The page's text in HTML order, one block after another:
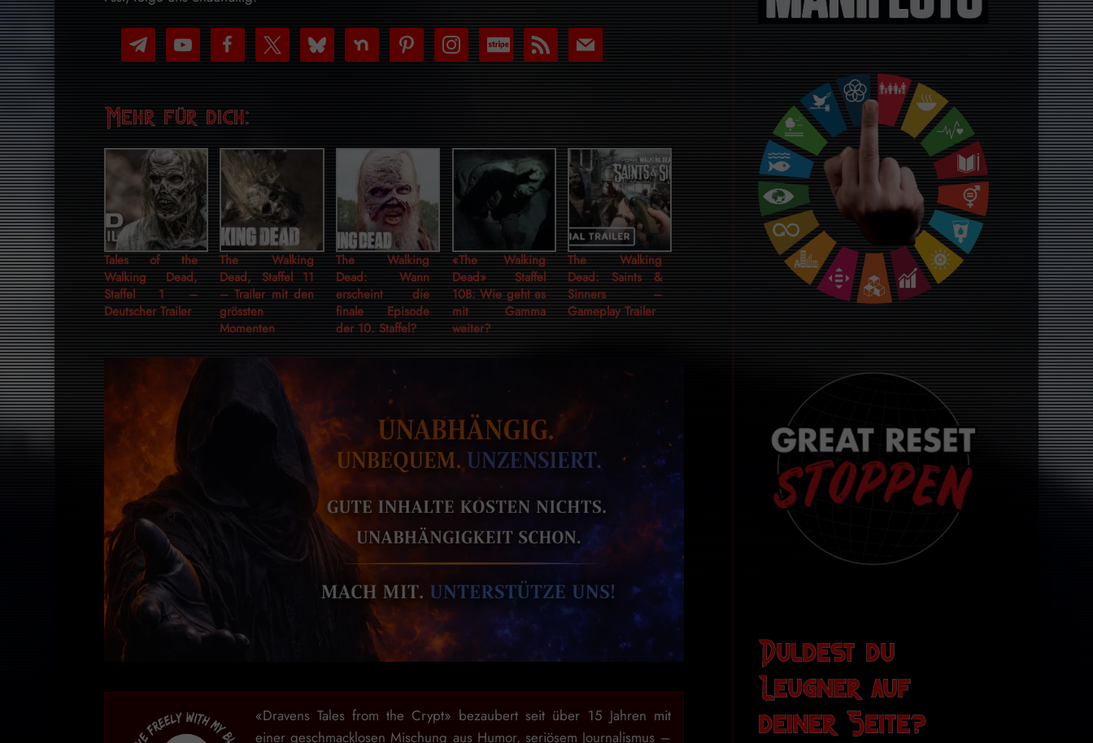
telegram
youtube-
play
facebook bluesky nextdoor pinterest instagramcc-
stripe
rss mail
Mehr für dich:
Tales of the
Walking Dead,
Staffel 1 –
Deutscher Trailer
The Walking
Dead, Staffel 11
– Trailer mit den
grössten
Momenten
The Walking
Dead: Wann
erscheint die
finale Episode
der 10. Staffel?
«The Walking
Dead» Staffel
10B: Wie geht es
mit Gamma
weiter?
The Walking
Dead: Saints &
Sinners –
Gameplay Trailer
«Dravens Tales from the Crypt» bezaubert seit über 15 Jahren mit
einer geschmacklosen Mischung aus Humor, seriösem Journalismus –
Duldest du
Leugner auf
deiner Seite?